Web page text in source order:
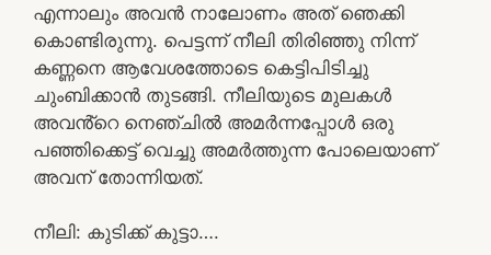
എന്നാലും അവൻ നാലോണം അത് ഞെക്കി
കൊണ്ടിരുന്നു. പെട്ടന്ന് നീലി തിരിഞ്ഞു നിന്ന്
കണ്ണനെ ആവേശത്തോടെ കെട്ടിപിടിച്ചു
ചുംബിക്കാൻ തുടങ്ങി. നീലിയുടെ മുലകൾ
അവൻ്റെ നെഞ്ചിൽ അമർന്നപ്പോൾ ഒരു
പഞ്ഞിക്കെട്ട് വെച്ചു അമർത്തുന്ന പോലെയാണ്
അവന് തോന്നിയത്.
നീലി: കുടിക്ക് കുട്ടാ….